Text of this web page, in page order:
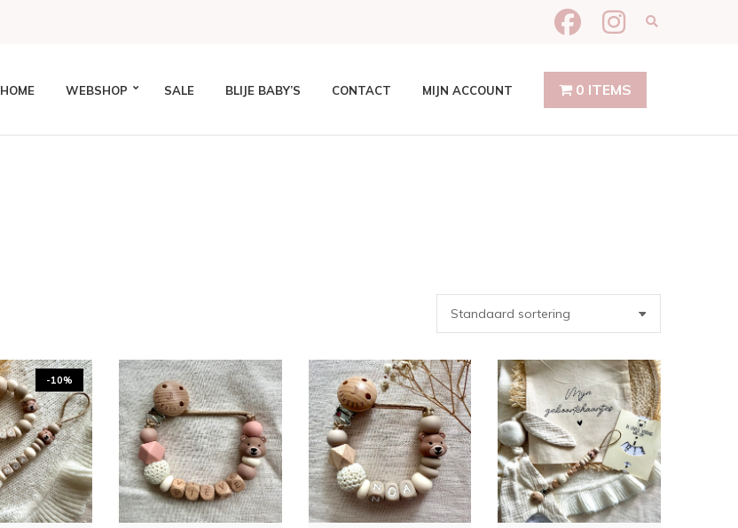
HOME WEBSHOP SALE BLIJE BABY’S CONTACT MIJN ACCOUNT 0 ITEMS
-10%